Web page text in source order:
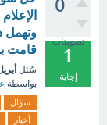
0
تصويتات
1
إجابة
وتهمل
قامت
سُئل أبريل
بواسطة
سؤال
أخبار